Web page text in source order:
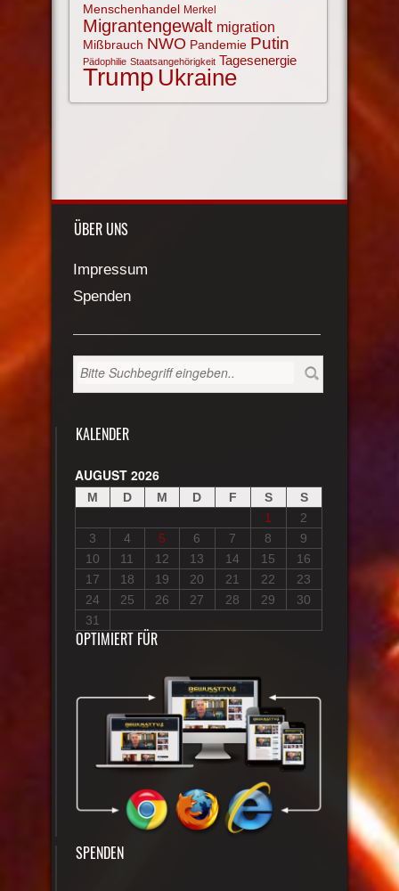
Menschenhandel Merkel
Migrantengewalt migration
Mißbrauch NWO Pandemie Putin
Pädophilie Staatsangehörigkeit Tagesenergie
Trump Ukraine
ÜBER UNS
Impressum
Spenden
KALENDER
AUGUST 2026
M D M D F S
S
1
2
3
4 5 6 7 8
9
10
11 12 13 14 15
16
17
18 19 20 21 22
23
24
25 26 27 28 29
30
31
OPTIMIERT FÜR
SPENDEN